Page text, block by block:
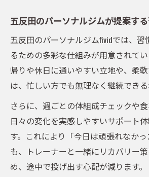
五反田のパーソナルジムが提案す
五反田のパーソナルジムfividでは、習
るための多彩な仕組みが用意されて
帰りや休日に通いやすい立地や、柔
は、忙しい方でも無理なく継続できる
さらに、週ごとの体組成チェックや食
日々の変化を実感しやすいサポート
す。これにより「今日は頑張れなか
も、トレーナーと一緒にリカバリー
め、途中で投げ出す心配が減ります。